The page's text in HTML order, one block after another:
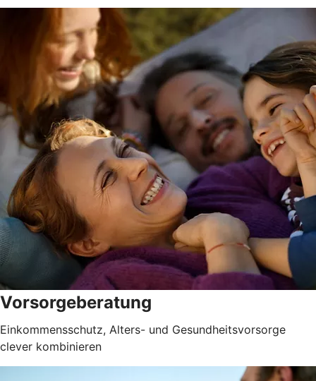
Vorsorgeberatung
Einkommensschutz, Alters- und Gesundheitsvorsorge
clever kombinieren